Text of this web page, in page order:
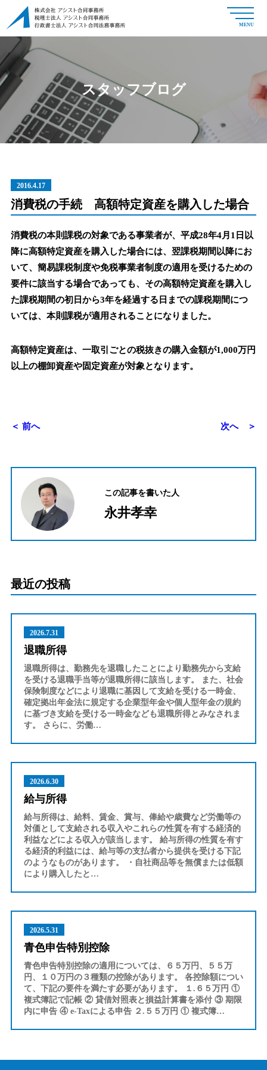
MENU
スタッフブログ
2016.4.17
消費税の手続 高額特定資産を購入した場合
消費税の本則課税の対象である事業者が、平成28年4月1日以
降に高額特定資産を購入した場合には、翌課税期間以降にお
いて、簡易課税制度や免税事業者制度の適用を受けるための
要件に該当する場合であっても、その高額特定資産を購入し
た課税期間の初日から3年を経過する日までの課税期間につ
いては、本則課税が適用されることになりました。
高額特定資産は、一取引ごとの税抜きの購入金額が1,000万円
以上の棚卸資産や固定資産が対象となります。
＜ 前へ 次へ ＞
この記事を書いた人
永井孝幸
最近の投稿
2026.7.31
退職所得
退職所得は、勤務先を退職したことにより勤務先から支給
を受ける退職手当等が退職所得に該当します。 また、社会
保険制度などにより退職に基因して支給を受ける一時金、
確定拠出年金法に規定する企業型年金や個人型年金の規約
に基づき支給を受ける一時金なども退職所得とみなされま
す。 さらに、労働…
2026.6.30
給与所得
給与所得は、給料、賃金、賞与、俸給や歳費など労働等の
対価として支給される収入やこれらの性質を有する経済的
利益などによる収入が該当します。 給与所得の性質を有す
る経済的利益には、給与等の支払者から提供を受ける下記
のようなものがあります。 ・自社商品等を無償または低額
により購入したと…
2026.5.31
青色申告特別控除
青色申告特別控除の適用については、６５万円、５５万
円、１０万円の３種類の控除があります。 各控除額につい
て、下記の要件を満たす必要があります。 １.６５万円 ①
複式簿記で記帳 ② 貸借対照表と損益計算書を添付 ③ 期限
内に申告 ④ e-Taxによる申告 ２.５５万円 ① 複式簿…